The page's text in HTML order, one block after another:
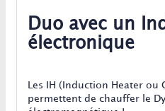
Duo avec un
électronique
Les IH (Induction Heater
permettent de chauffer le